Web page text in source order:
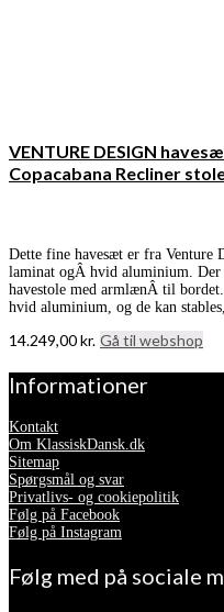
VENTURE DESIGN
Copacabana Recliner
Dette fine havesæt er fra Venture
laminat ogÂ hvid aluminium. Der
havestole med armlænÂ til
hvid aluminium, og de kan
14.249,00kr. Gå til webshop
Informationer
Kontakt
Om KlassiskDansk.dk
Sitemap
Spørgsmål og svar
Privatlivs- og cookiepolitik
Følg på Facebook
Følg på Instagram
Følg med på sociale